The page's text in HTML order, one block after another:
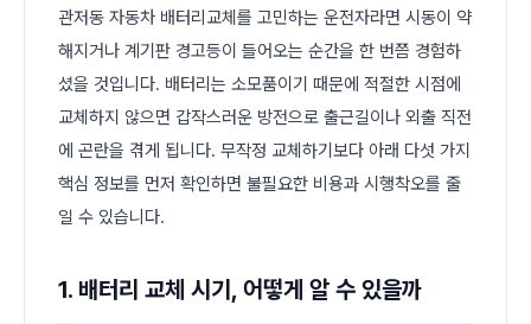
관저동 자동차 배터리교체를 고민하는 운전자라면 시동이 약
해지거나 계기판 경고등이 들어오는 순간을 한 번쯤 경험하
셨을 것입니다. 배터리는 소모품이기 때문에 적절한 시점에
교체하지 않으면 갑작스러운 방전으로 출근길이나 외출 직전
에 곤란을 겪게 됩니다. 무작정 교체하기보다 아래 다섯 가지
핵심 정보를 먼저 확인하면 불필요한 비용과 시행착오를 줄
일 수 있습니다.
1. 배터리 교체 시기, 어떻게 알 수 있을까